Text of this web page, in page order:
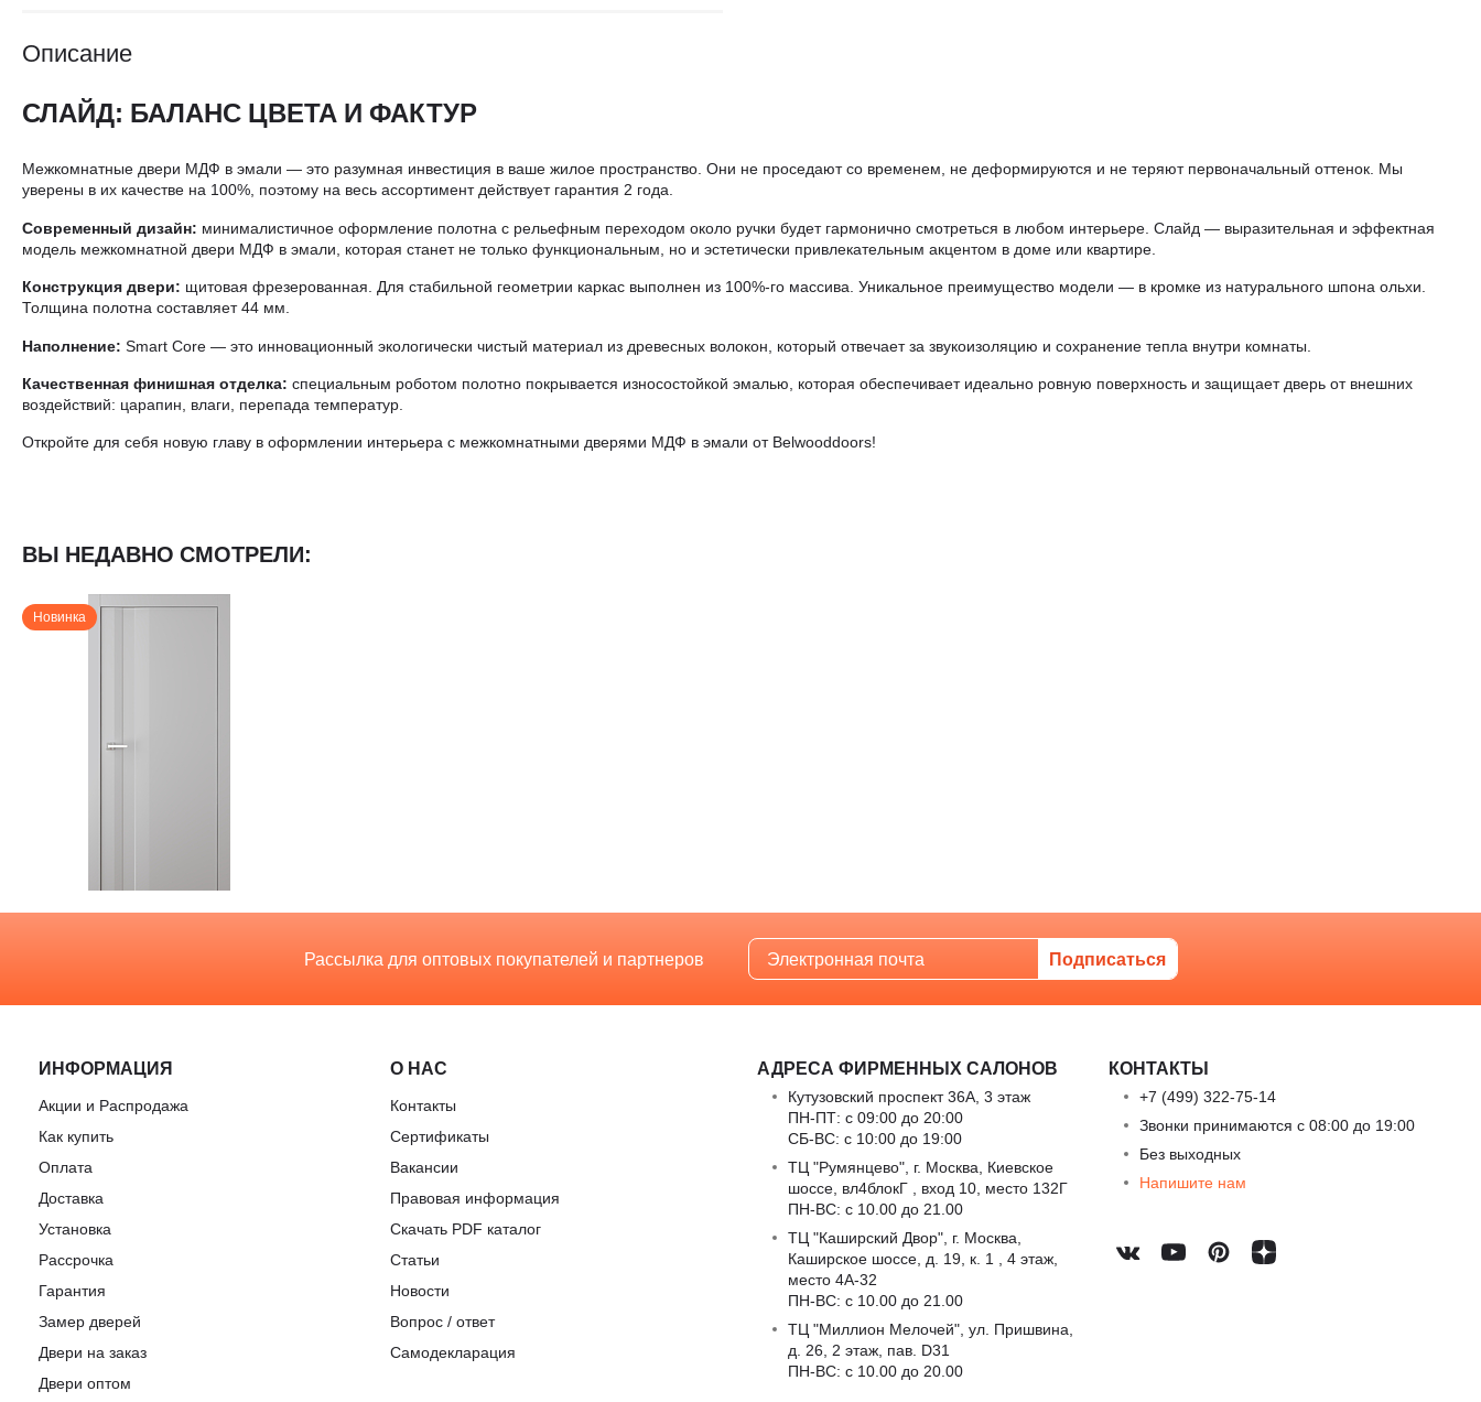
Описание
СЛАЙД: БАЛАНС ЦВЕТА И ФАКТУР
Межкомнатные двери МДФ в эмали — это разумная инвестиция в ваше жилое пространство. Они не проседают со временем, не деформируются и не теряют первоначальный оттенок. Мы
уверены в их качестве на 100%, поэтому на весь ассортимент действует гарантия 2 года.
Современный дизайн: минималистичное оформление полотна с рельефным переходом около ручки будет гармонично смотреться в любом интерьере. Слайд — выразительная и эффектная
модель межкомнатной двери МДФ в эмали, которая станет не только функциональным, но и эстетически привлекательным акцентом в доме или квартире.
Конструкция двери: щитовая фрезерованная. Для стабильной геометрии каркас выполнен из 100%-го массива. Уникальное преимущество модели — в кромке из натурального шпона ольхи.
Толщина полотна составляет 44 мм.
Наполнение: Smart Core — это инновационный экологически чистый материал из древесных волокон, который отвечает за звукоизоляцию и сохранение тепла внутри комнаты.
Качественная финишная отделка: специальным роботом полотно покрывается износостойкой эмалью, которая обеспечивает идеально ровную поверхность и защищает дверь от внешних
воздействий: царапин, влаги, перепада температур.
Откройте для себя новую главу в оформлении интерьера с межкомнатными дверями МДФ в эмали от Belwooddoors!
ВЫ НЕДАВНО СМОТРЕЛИ:
Новинка
Рассылка для оптовых покупателей и партнеров
ИНФОРМАЦИЯ
Акции и Распродажа
Как купить
Оплата
Доставка
Установка
Рассрочка
Гарантия
Замер дверей
Двери на заказ
Двери оптом
О НАС
Контакты
Сертификаты
Вакансии
Правовая информация
Скачать PDF каталог
Статьи
Новости
Вопрос / ответ
Самодекларация
АДРЕСА ФИРМЕННЫХ САЛОНОВ
Кутузовский проспект 36А, 3 этаж
ПН-ПТ: с 09:00 до 20:00
СБ-ВС: с 10:00 до 19:00
ТЦ "Румянцево", г. Москва, Киевское
шоссе, вл4блокГ , вход 10, место 132Г
ПН-ВС: c 10.00 до 21.00
ТЦ "Каширский Двор", г. Москва,
Каширское шоссе, д. 19, к. 1 , 4 этаж,
место 4А-32
ПН-ВС: c 10.00 до 21.00
ТЦ "Миллион Мелочей", ул. Пришвина,
д. 26, 2 этаж, пав. D31
ПН-ВС: c 10.00 до 20.00
КОНТАКТЫ
+7 (499) 322-75-14
Звонки принимаются с 08:00 до 19:00
Без выходных
Напишите нам